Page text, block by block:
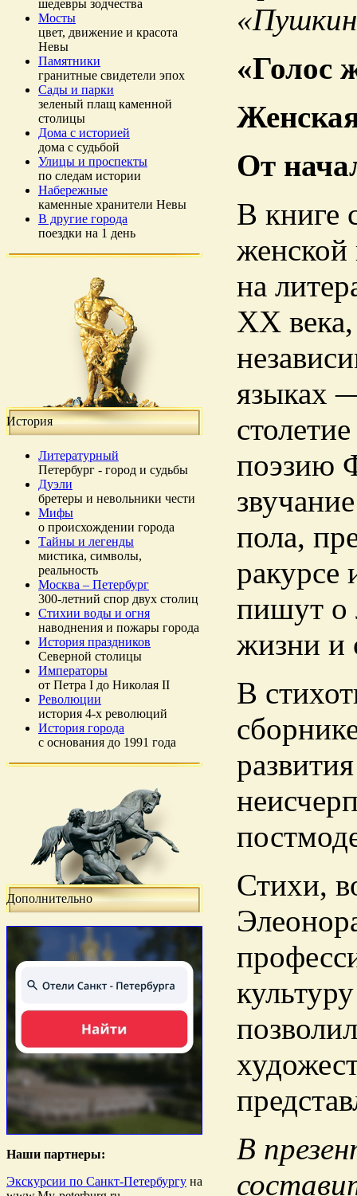
шедевры зодчества
Мосты
цвет, движение и красота
Невы
Памятники
гранитные свидетели эпох
Сады и парки
зеленый плащ каменной
столицы
Дома с историей
дома с судьбой
Улицы и проспекты
по следам истории
Набережные
каменные хранители Невы
В другие города
поездки на 1 день
История
Литературный
Петербург - город и судьбы
Дуэли
бретеры и невольники чести
Мифы
о происхождении города
Тайны и легенды
мистика, символы,
реальность
Москва – Петербург
300-летний спор двух столиц
Стихии воды и огня
наводнения и пожары города
История праздников
Северной столицы
Императоры
от Петра I до Николая II
Революции
история 4-х революций
История города
с основания до 1991 года
Дополнительно
Наши партнеры:
Экскурсии по Санкт-Петербургу на
«Голос
От
В книге
на
XX
языках
поэзию
пола,
пишут о
жизни и
В
Стихи,
В